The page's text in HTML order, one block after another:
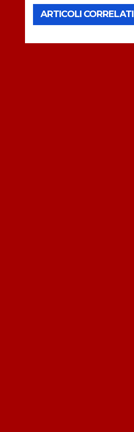
ARTICOLI CORRELATI